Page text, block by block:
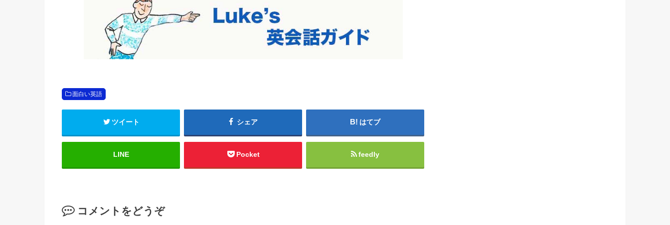
面白い英語
ツイート シェア はてブ
LINE Pocket feedly
コメントをどうぞ